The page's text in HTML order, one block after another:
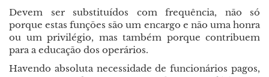
Devem ser substituídos com frequência, não só
porque estas funções são um encargo e não uma honra
ou um privilégio, mas também porque contribuem
para a educação dos operários.
Havendo absoluta necessidade de funcionários pagos,